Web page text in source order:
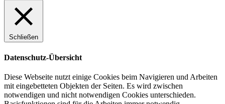
Schließen
Datenschutz-Übersicht
Diese Webseite nutzt einige Cookies beim Navigieren und Arbeiten
mit eingebetteten Objekten der Seiten. Es wird zwischen
notwendigen und nicht notwendigen Cookies unterschieden.